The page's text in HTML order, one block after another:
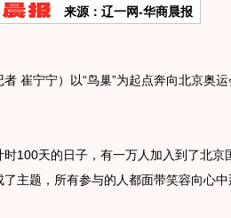
来源：辽一网-华商晨报
崔宁宁）以“鸟巢”为起点奔向北京奥运
天的日子，有一万人加入到了北京
主题，所有参与的人都面带笑容向心